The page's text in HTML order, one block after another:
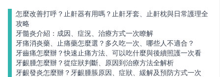
怎麼改善打呼？止鼾器有用嗎？止鼾牙套、止鼾枕與日常護理全
攻略
牙髓炎介紹：成因、症況、治療方式一次瞭解
牙痛消炎藥、止痛藥怎麼選？多久吃一次、哪些人不適合？
牙齒痛怎麼辦？快速止痛方法、可以吃什麼與後續照護一次看
牙齦腫怎麼辦？從症狀判斷、原因到治療方法全解析
牙齦發炎怎麼辦？牙齦腫脹原因、症狀、緩解及預防方式一次